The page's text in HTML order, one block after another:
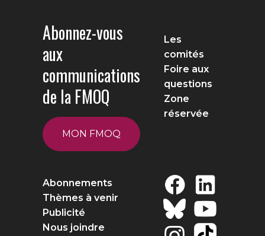
Abonnez-vous
aux
communications
de la FMOQ
MON FMOQ
Les
comités
Foire aux
questions
Zone
réservée
Abonnements
Thèmes à venir
Publicité
Nous joindre